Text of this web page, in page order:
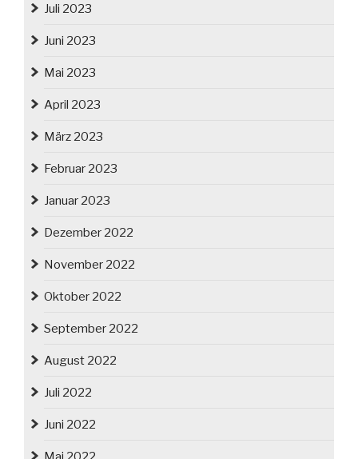
Juli 2023
Juni 2023
Mai 2023
April 2023
März 2023
Februar 2023
Januar 2023
Dezember 2022
November 2022
Oktober 2022
September 2022
August 2022
Juli 2022
Juni 2022